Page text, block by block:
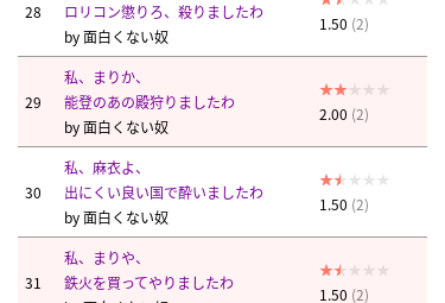
28
ロリコン懲りろ、殺りましたわ
by面白くない奴
1.50 (2)
29
私、まりか、
能登のあの殿狩りましたわ
by面白くない奴
2.00 (2)
30
私、麻衣よ、
出にくい良い国で酔いましたわ
by面白くない奴
1.50 (2)
31
私、まりや、
鉄火を買ってやりましたわ
1.50 (2)